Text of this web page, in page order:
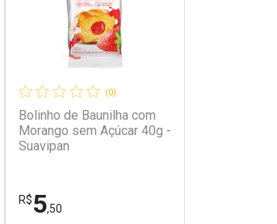
(0)
Bolinho de Baunilha com
Morango sem Açúcar 40g -
Suavipan
R$5,50